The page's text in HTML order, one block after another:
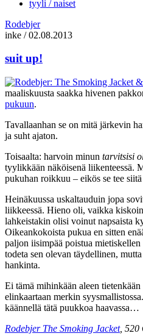
tyyli / naiset
Rodebjer
inke /02.08.2013
suit up!
maaliskuusta saakka hivenen
pukuun.
Tavallaanhan se on mitä järkevin
ja suht ajaton.
Toisaalta: harvoin minun tarvitsisi
tyylikkään näköisenä liikenteessä.
pukuhan roikkuu – eikös se tee
Heinäkuussa uskaltauduin jopa
liikkeessä. Hieno oli, vaikka
lahkeistakin olisi voinut napsaista
Oikeankokoista pukua en sitten
paljon iisimpää poistua
todeta sen olevan täydellinen,
hankinta.
Ei tämä mihinkään aleen
elinkaartaan merkin
käännellä tätä puukkoa haavassa…
Rodebjer The Smoking Jacket, 520